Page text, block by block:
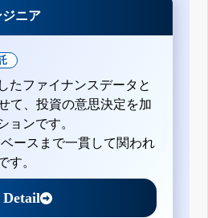
ニア
たファイナンスデータと
て、投資の意思決定を加
ョンです。
ースまで一貫して関われ
す。
Detail